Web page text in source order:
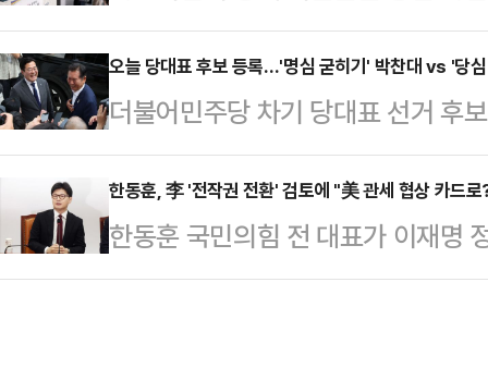
해…
위원장에게 다시 연락을 취해 볼 것
상외교 재가동 의지를 드러냈다.최
트럼프 대통령은 지난달 27일(현
"나는 그(김 …
구축에 나섰다. 이번 수사를 즉각 '
기구 설치를 예고하는 등 적극적으
통령을 향해 본인 재판에 임해야 한
있다. 하지만 당내 일각에선 이미
인 방법이 없다는 우려가 감지되고
원내대표는 9일 국회에서 열린 의
칼을 휘두르기 시작했다.…
오늘 당대표 후보 등록…'명심 굳히기' 박찬대 vs '당
더불어민주당 차기 당대표 선거 후
·인천 연수갑)은 '이재명 대통령 복
울 마포을)은 '당심'(黨心·당원 표
정 의원이, '의심'(議心·의원들의
대체적인 평가다.박찬대 의원 측은
한동훈, 李 '전작권 전환' 검토에 "美 관세 협상 카드
한동훈 국민의힘 전 대표가 이재명
제권(전작권) 전환을 검토할 수 있